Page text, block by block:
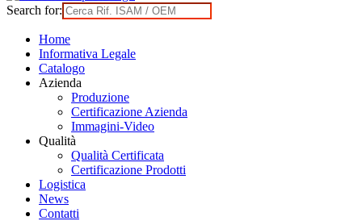
Search for:
Home
Informativa Legale
Catalogo
Azienda
Produzione
Certificazione Azienda
Immagini-Video
Qualità
Qualità Certificata
Certificazione Prodotti
Logistica
News
Contatti